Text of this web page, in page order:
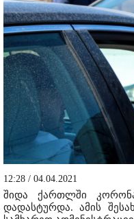
12:28 / 04.04.2021
შიდა ქართლში
დადასტურდა. ამის